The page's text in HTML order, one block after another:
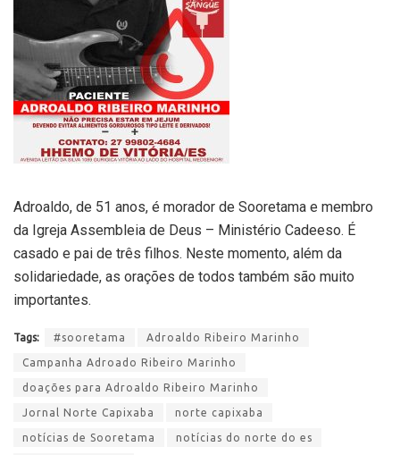
Adroaldo, de 51 anos, é morador de Sooretama e membro
da Igreja Assembleia de Deus – Ministério Cadeeso. É
casado e pai de três filhos. Neste momento, além da
solidariedade, as orações de todos também são muito
importantes.
Tags: #sooretama Adroaldo Ribeiro Marinho
Campanha Adroado Ribeiro Marinho
doações para Adroaldo Ribeiro Marinho
Jornal Norte Capixaba norte capixaba
notícias de Sooretama notícias do norte do es